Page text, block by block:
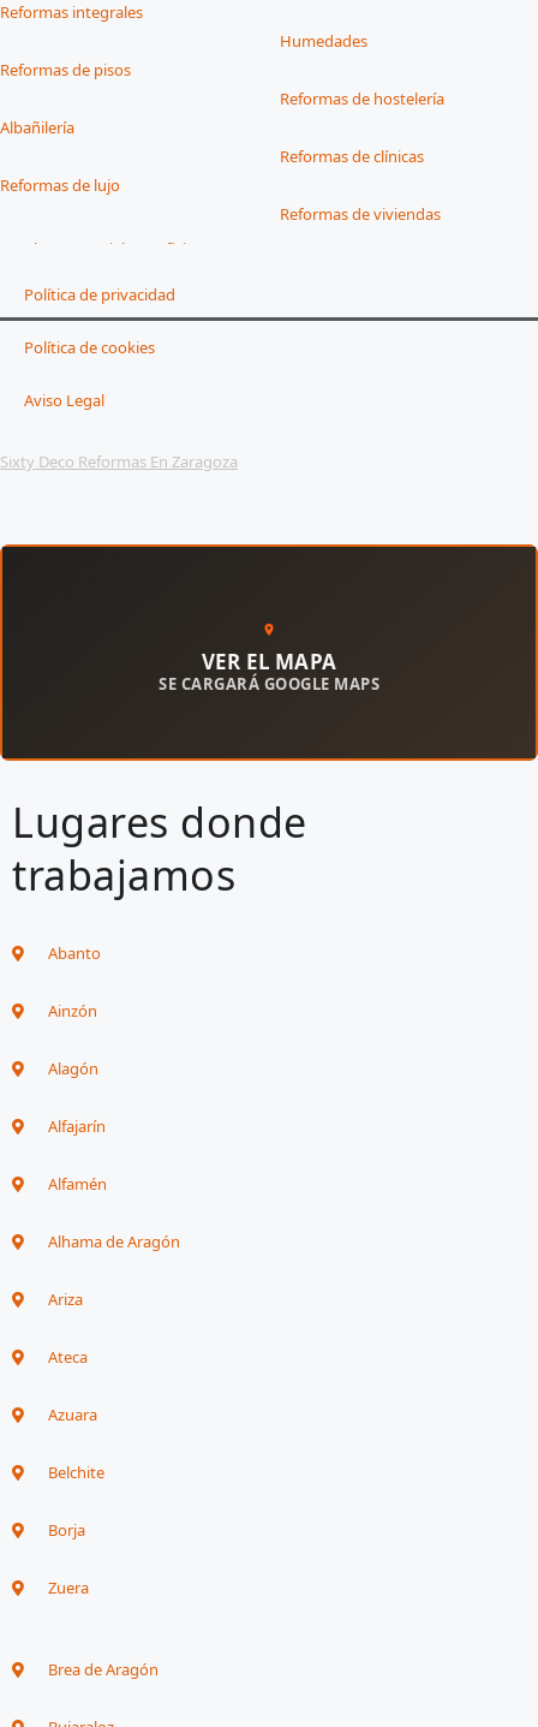
Reformas integrales
Reformas de pisos
Albañilería
Reformas de lujo
Humedades
Reformas de hostelería
Reformas de clínicas
Reformas de viviendas
Política de privacidad
Política de cookies
Aviso Legal
Sixty Deco Reformas En Zaragoza
VER EL MAPA
SE CARGARÁ GOOGLE MAPS
Lugares donde
trabajamos
Abanto
Ainzón
Alagón
Alfajarín
Alfamén
Alhama de Aragón
Ariza
Ateca
Azuara
Belchite
Borja
Zuera
Brea de Aragón